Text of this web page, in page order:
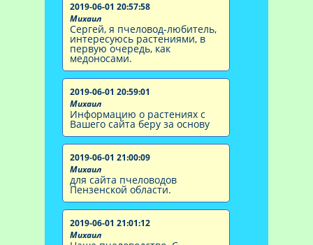
2019-06-01 20:57:58
Михаил
Сергей, я пчеловод-любитель,
интересуюсь растениями, в
первую очередь, как
медоносами.
2019-06-01 20:59:01
Михаил
Информацию о растениях с
Вашего сайта беру за основу
2019-06-01 21:00:09
Михаил
для сайта пчеловодов
Пензенской области.
2019-06-01 21:01:12
Михаил